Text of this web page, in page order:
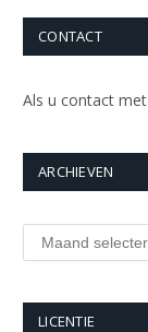
CONTACT
Als u contact
ARCHIEVEN
Archieven
LICENTIE